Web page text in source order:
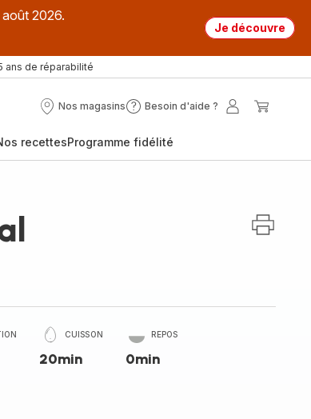
2026.
Je découvre
ans de réparabilité
Nos magasins
Nos
Besoin d'aide ?
Besoin
?
Mon
recettesProgramme fidélité
CUISSON
20min
REPOS
0min